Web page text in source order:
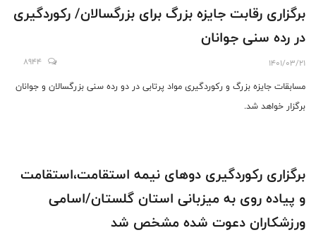
برگزاری رقابت جایزه بزرگ برای بزرگسالان/ رکوردگیری
در رده‌ سنی جوانان
1401/03/21
8944
مسابقات جایزه بزرگ و رکوردگیری مواد پرتابی در دو رده سنی بزرگسالان و جوانان
برگزار خواهد شد.
برگزاری رکوردگیری دوهای نیمه استقامت،استقامت
و پیاده روی به میزبانی استان گلستان/اسامی
ورزشکاران دعوت شده مشخص شد